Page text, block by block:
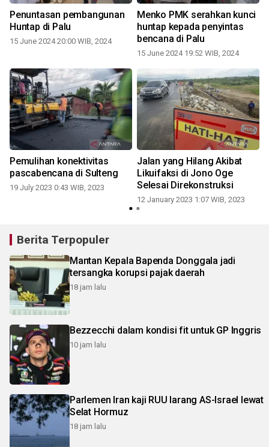
Penuntasan pembangunan
Huntap di Palu
15 June 2024 20:00 WIB, 2024
Menko PMK serahkan kunci
huntap kepada penyintas
bencana di Palu
15 June 2024 19:52 WIB, 2024
Pemulihan konektivitas
pascabencana di Sulteng
19 July 2023 0:43 WIB, 2023
Jalan yang Hilang Akibat
Likuifaksi di Jono Oge
Selesai Direkonstruksi
12 January 2023 1:07 WIB, 2023
Berita Terpopuler
Mantan Kepala Bapenda Donggala jadi
tersangka korupsi pajak daerah
18 jam lalu
Bezzecchi dalam kondisi fit untuk GP Inggris
10 jam lalu
Parlemen Iran kaji RUU larang AS-Israel lewat
Selat Hormuz
18 jam lalu